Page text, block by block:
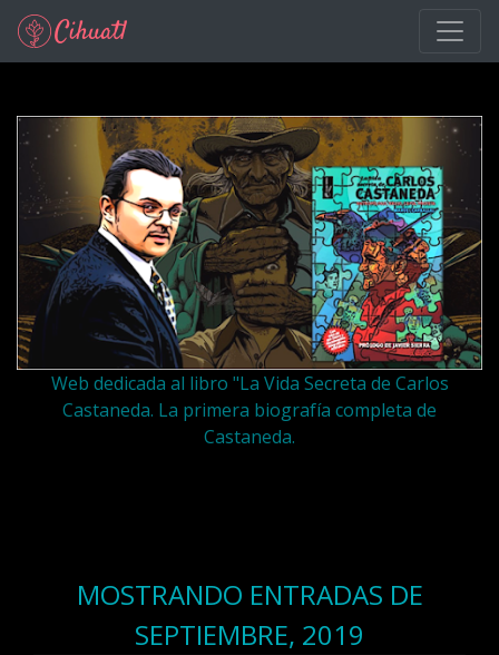
Ir al contenido principal
Web dedicada al libro "La Vida Secreta de Carlos
Castaneda. La primera biografía completa de
Castaneda.
MOSTRANDO ENTRADAS DE
SEPTIEMBRE, 2019